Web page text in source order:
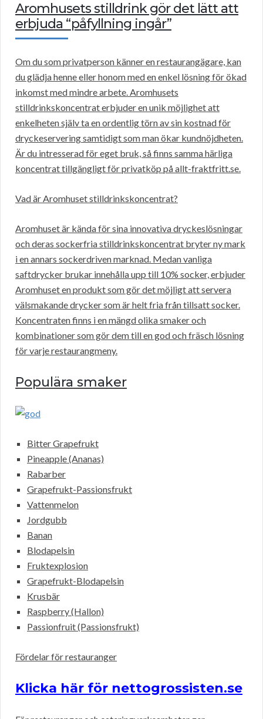
Aromhusets stilldrink gör det lätt att
erbjuda “påfyllning ingår”
Om du som privatperson känner en restaurangägare, kan
du glädja henne eller honom med en enkel lösning för ökad
inkomst med mindre arbete. Aromhusets
stilldrinkskoncentrat erbjuder en unik möjlighet att
enkelheten själv ta en ordentlig törn av sin kostnad för
dryckeservering samtidigt som man ökar kundnöjdheten.
Är du intresserad för eget bruk, så finns samma härliga
koncentrat tillgängligt för privatköp på allt-fraktfritt.se.
Vad är Aromhuset stilldrinkskoncentrat?
Aromhuset är kända för sina innovativa dryckeslösningar
och deras sockerfria stilldrinkskoncentrat bryter ny mark
i en annars sockerdriven marknad. Medan vanliga
saftdrycker brukar innehålla upp till 10% socker, erbjuder
Aromhuset en produkt som gör det möjligt att servera
välsmakande drycker som är helt fria från tillsatt socker.
Koncentraten finns i en mängd olika smaker och
kombinationer som gör dem till en god och fräsch lösning
för varje restaurangmeny.
Populära smaker
Bitter Grapefrukt
Pineapple (Ananas)
Rabarber
Grapefrukt-Passionsfrukt
Vattenmelon
Jordgubb
Banan
Blodapelsin
Fruktexplosion
Grapefrukt-Blodapelsin
Krusbär
Raspberry (Hallon)
Passionfruit (Passionsfrukt)
Fördelar för restauranger
Klicka här för nettogrossisten.se